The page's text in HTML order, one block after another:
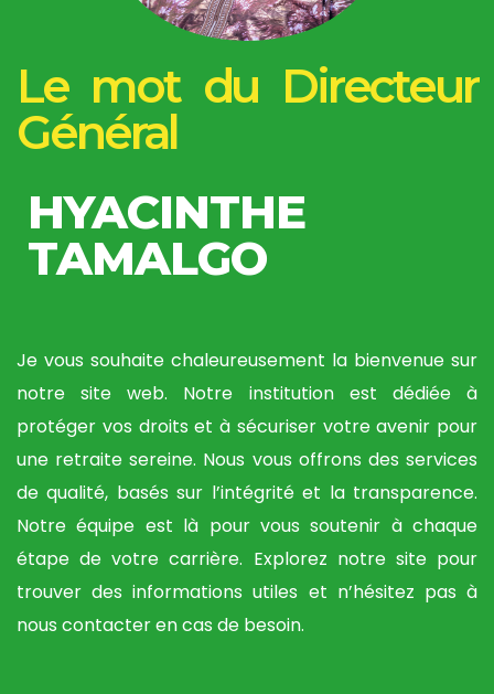
Le mot du Directeur
Général
HYACINTHE
TAMALGO
Je vous souhaite chaleureusement la bienvenue sur
notre site web. Notre institution est dédiée à
protéger vos droits et à sécuriser votre avenir pour
une retraite sereine. Nous vous offrons des services
de qualité, basés sur l’intégrité et la transparence.
Notre équipe est là pour vous soutenir à chaque
étape de votre carrière. Explorez notre site pour
trouver des informations utiles et n’hésitez pas à
nous contacter en cas de besoin.